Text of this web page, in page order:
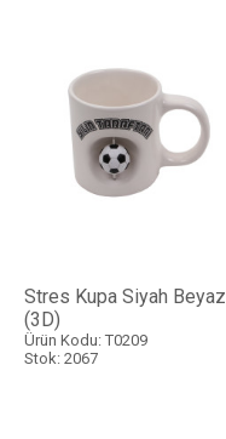
Stres Kupa Siyah Beyaz
(3D)
Ürün Kodu: T0209
Stok: 2067